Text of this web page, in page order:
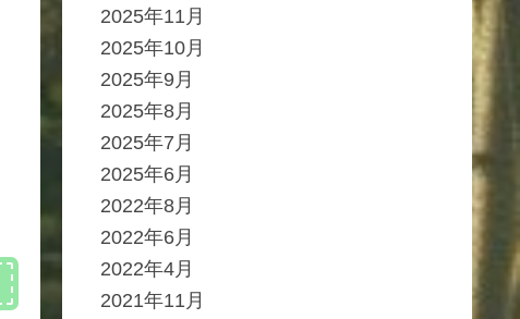
2025年11月
2025年10月
2025年9月
2025年8月
2025年7月
2025年6月
2022年8月
2022年6月
2022年4月
2021年11月